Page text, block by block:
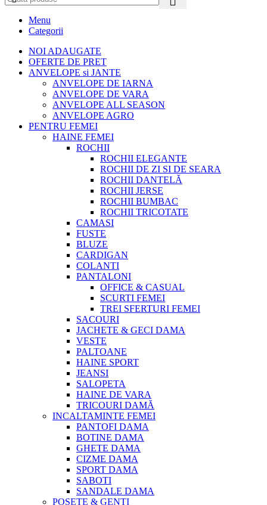
Menu
Categorii
NOI ADAUGATE
OFERTE DE PRET
ANVELOPE si JANTE
ANVELOPE DE IARNA
ANVELOPE DE VARA
ANVELOPE ALL SEASON
ANVELOPE AGRO
PENTRU FEMEI
HAINE FEMEI
ROCHII
ROCHII ELEGANTE
ROCHII DE ZI SI DE SEARA
ROCHII DANTELĂ
ROCHII JERSE
ROCHII BUMBAC
ROCHII TRICOTATE
CAMASI
FUSTE
BLUZE
CARDIGAN
COLANTI
PANTALONI
OFFICE & CASUAL
SCURTI FEMEI
TREI SFERTURI FEMEI
SACOURI
JACHETE & GECI DAMA
VESTE
PALTOANE
HAINE SPORT
JEANSI
SALOPETA
HAINE DE VARA
TRICOURI DAMĂ
INCALTAMINTE FEMEI
PANTOFI DAMA
BOTINE DAMA
GHETE DAMA
CIZME DAMA
SPORT DAMA
SABOTI
SANDALE DAMA
POSETE & GENTI